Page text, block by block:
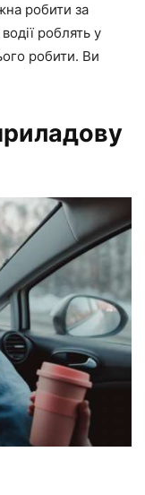
робити за
роблять у
робити. Ви